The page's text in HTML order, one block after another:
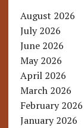
August 2026
July 2026
June 2026
May 2026
April 2026
March 2026
February 2026
January 2026